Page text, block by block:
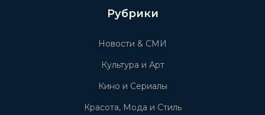
Рубрики
Новости & СМИ
Культура и Арт
Кино и Сериалы
Красота, Мода и Стиль